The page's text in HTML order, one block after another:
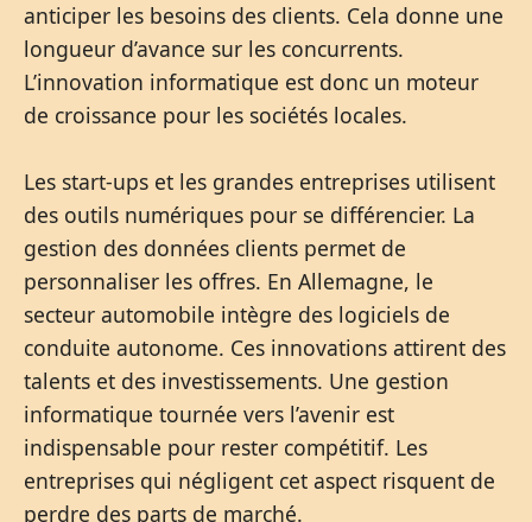
anticiper les besoins des clients. Cela donne une
longueur d’avance sur les concurrents.
L’innovation informatique est donc un moteur
de croissance pour les sociétés locales.
Les start-ups et les grandes entreprises utilisent
des outils numériques pour se différencier. La
gestion des données clients permet de
personnaliser les offres. En Allemagne, le
secteur automobile intègre des logiciels de
conduite autonome. Ces innovations attirent des
talents et des investissements. Une gestion
informatique tournée vers l’avenir est
indispensable pour rester compétitif. Les
entreprises qui négligent cet aspect risquent de
perdre des parts de marché.